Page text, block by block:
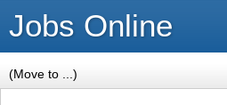
Jobs Online